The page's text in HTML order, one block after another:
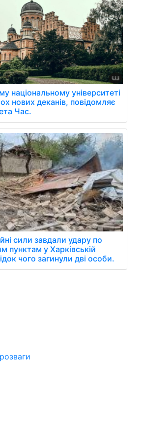
національному університеті
нових деканів, повідомляє
Час.
сили завдали удару по
пунктам у Харківській
чого загинули дві особи.